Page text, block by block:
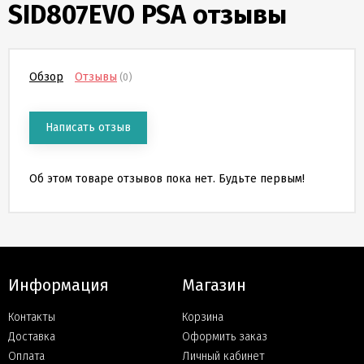
Скидки
и
соглашение
Новости
SID807EVO PSAотзывы
Обзор Отзывы (0)
Написать отзыв
Об этом товаре отзывов пока нет. Будьте первым!
Информация
Контакты
Доставка
Оплата
Магазин
Корзина
Оформить заказ
Личный кабинет